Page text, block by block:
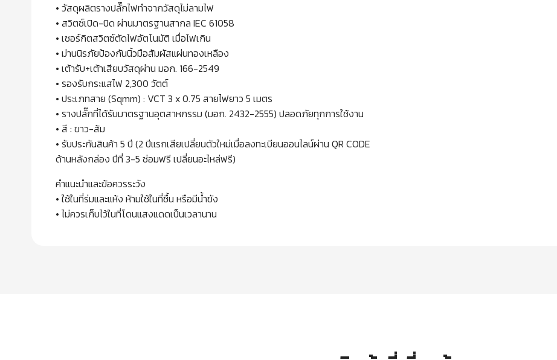
• วัสดุผลิตรางปลั๊กไฟทำจากวัสดุไม่ลามไฟ
• สวิตซ์เปิด-ปิด ผ่านมาตรฐานสากล IEC 61058
• เซอร์กิตสวิตซ์ตัดไฟอัตโนมัติ เมื่อไฟเกิน
• ม่านนิรภัยป้องกันนิ้วมือสัมผัสแผ่นทองเหลือง
• เต้ารับ+เต้าเสียบวัสดุผ่าน มอก. 166-2549
• รองรับกระแสไฟ 2,300 วัตต์
• ประเภทสาย (Sqmm) : VCT 3 x 0.75 สายไฟยาว 5 เมตร
• รางปลั๊กที่ได้รับมาตรฐานอุตสาหกรรม (มอก. 2432-2555) ปลอดภัยทุกการใช้งาน
• สี : ขาว-ส้ม
• รับประกันสินค้า 5 ปี (2 ปีแรกเสียเปลี่ยนตัวใหม่เมื่อลงทะเบียนออนไลน์ผ่าน QR CODE
ด้านหลังกล่อง ปีที่ 3-5 ซ่อมฟรี เปลี่ยนอะไหล่ฟรี)
คำแนะนำและข้อควรระวัง
• ใช้ในที่ร่มและแห้ง ห้ามใช้ในที่ชื้น หรือมีน้ำขัง
• ไม่ควรเก็บไว้ในที่โดนแสงแดดเป็นเวลานาน